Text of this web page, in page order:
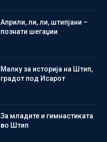
Aприли, ли, ли, штипјани –
познати шегаџии
Малку за историја на Штип,
градот под Исарот
Зa младите и гимнастиката
во Штип